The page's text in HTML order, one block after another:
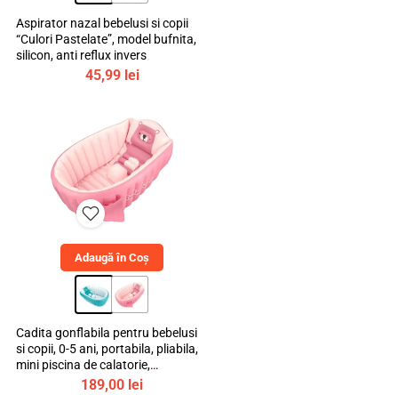
Aspirator nazal bebelusi si copii
“Culori Pastelate”, model bufnita,
silicon, anti reflux invers
45,99 lei
Adaugă în Coș
Cadita gonflabila pentru bebelusi
si copii, 0-5 ani, portabila, pliabila,
mini piscina de calatorie,
bebeLOGIC™189,00 lei